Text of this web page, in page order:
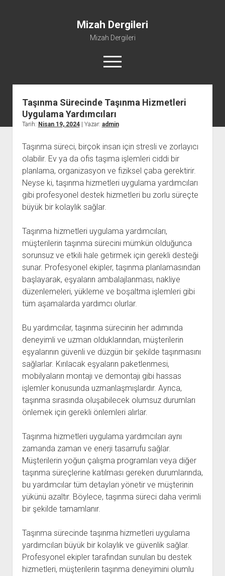
Mizah Dergileri
Mizah Dergileri
menüyü
aç
Taşınma Sürecinde Taşınma Hizmetleri
Uygulama Yardımcıları
Tarih: Nisan 19, 2024| Yazar: admin
Taşınma süreci, birçok insan için stresli ve zorlayıcı
olabilir. Ev ya da ofis taşıma işlemleri ciddi bir
planlama, organizasyon ve fiziksel çaba gerektirir.
Neyse ki, taşınma hizmetleri uygulama yardımcıları
gibi profesyonel destek hizmetleri bu zorlu süreçte
büyük bir kolaylık sağlar.
Taşınma hizmetleri uygulama yardımcıları,
müşterilerin taşınma sürecini mümkün olduğunca
sorunsuz ve etkili hale getirmek için gerekli desteği
sunar. Profesyonel ekipler, taşınma planlamasından
başlayarak, eşyaların ambalajlanması, nakliye
düzenlemeleri, yükleme ve boşaltma işlemleri gibi
tüm aşamalarda yardımcı olurlar.
Bu yardımcılar, taşınma sürecinin her adımında
deneyimli ve uzman olduklarından, müşterilerin
eşyalarının güvenli ve düzgün bir şekilde taşınmasını
sağlarlar. Kırılacak eşyaların paketlenmesi,
mobilyaların montajı ve demontajı gibi hassas
işlemler konusunda uzmanlaşmışlardır. Ayrıca,
taşınma sırasında oluşabilecek olumsuz durumları
önlemek için gerekli önlemleri alırlar.
Taşınma hizmetleri uygulama yardımcıları aynı
zamanda zaman ve enerji tasarrufu sağlar.
Müşterilerin yoğun çalışma programları veya diğer
taşınma süreçlerine katılması gereken durumlarında,
bu yardımcılar tüm detayları yönetir ve müşterinin
yükünü azaltır. Böylece, taşınma süreci daha verimli
bir şekilde tamamlanır.
Taşınma sürecinde taşınma hizmetleri uygulama
yardımcıları büyük bir kolaylık ve güvenlik sağlar.
Profesyonel ekipler tarafından sunulan bu destek
hizmetleri, müşterilerin taşınma deneyimini olumlu